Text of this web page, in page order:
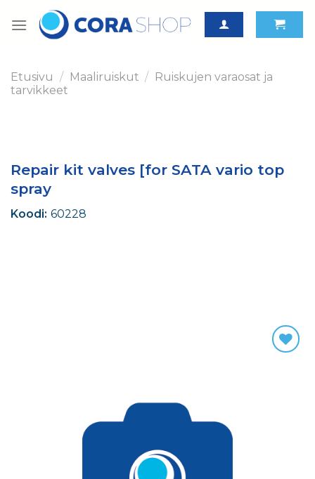
Etusivu / Maaliruiskut / Ruiskujen varaosat ja
tarvikkeet
Repair kit valves [for SATA vario top
spray
Koodi: 60228